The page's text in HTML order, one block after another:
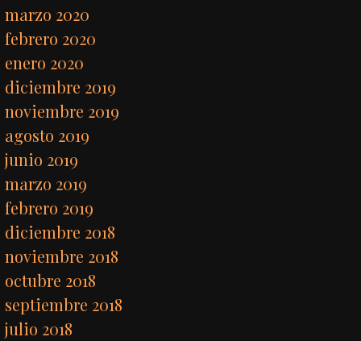
marzo 2020
febrero 2020
enero 2020
diciembre 2019
noviembre 2019
agosto 2019
junio 2019
marzo 2019
febrero 2019
diciembre 2018
noviembre 2018
octubre 2018
septiembre 2018
julio 2018